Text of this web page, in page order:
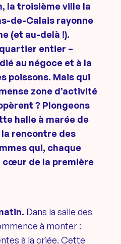
la troisième ville la
de-Calais rayonne
(et au-delà !).
entier –
au négoce et à la
poissons. Mais qui
zone d’activité
? Plongeons
halle à marée de
la rencontre des
qui, chaque
de la première
Dans la salle des
à monter :
à la criée. Cette